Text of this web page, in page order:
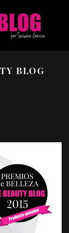
BLOG